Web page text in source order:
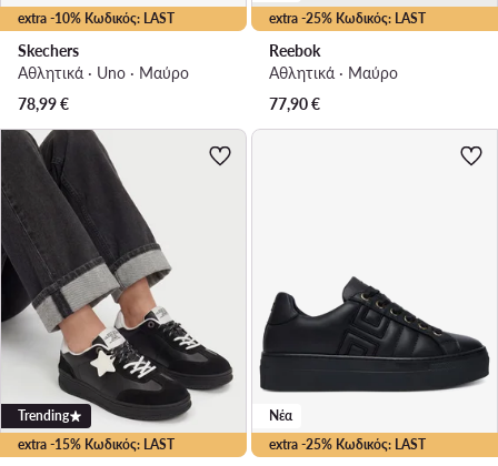
extra -10% Κωδικός: LAST
Skechers
Αθλητικά · Uno · Μαύρο
78,99€
extra -25% Κωδικός: LAST
Reebok
Αθλητικά · Μαύρο
77,90€
extra -15% Κωδικός: LAST
Trending
extra -25% Κωδικός: LAST
Νέα